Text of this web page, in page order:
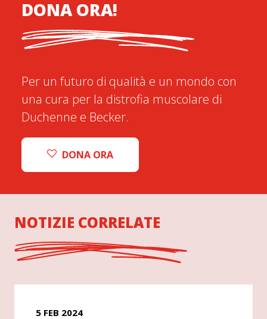
DONA ORA!
Per un futuro di qualità e un mondo con
una cura per la distrofia muscolare di
Duchenne e Becker.
DONA ORA
NOTIZIE CORRELATE
5 FEB 2024